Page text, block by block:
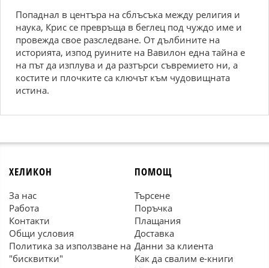
Попаднал в центъра на сблъсъка между религия и
наука, Крис се превръща в беглец под чуждо име и
провежда свое разследване. От дълбините на
историята, изпод руините на Вавилон една тайна е
на път да изплува и да разтърси съвремието ни, а
костите и плочките са ключът към чудовищната
истина.
ХЕЛИКОН
За нас
Работа
Контакти
Общи условия
Политика за използване на
"бисквитки"
ПОМОЩ
Търсене
Поръчка
Плащания
Доставка
Данни за клиента
Как да свалим е-книги